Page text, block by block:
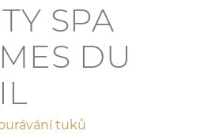
SPA
DU
tuků